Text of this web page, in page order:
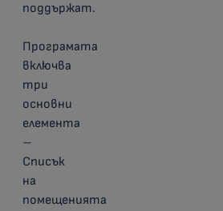
поддържат.
Програмата
включва
три
основни
елемента
–
Списък
на
помещенията